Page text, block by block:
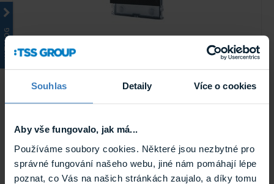
Souhlas Detaily Více o cookies
Aby vše fungovalo, jak má...
Používáme soubory cookies. Některé jsou nezbytné pro
správné fungování našeho webu, jiné nám pomáhají lépe
poznat, co Vás na našich stránkách zaujalo, a díky tomu
KATALOG Comelit UT2010 ULTRA audio elektronika
systém. Jednotka má modulovatelné tlačítkové vstupy na
jednotce s použitím volacích tlačítek (UT9211, ...
Skladem